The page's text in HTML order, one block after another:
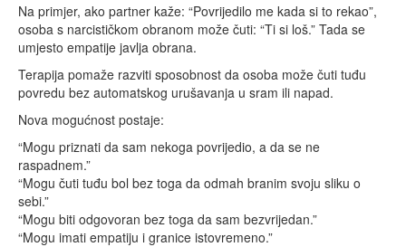
Na primjer, ako partner kaže: “Povrijedilo me kada si to rekao”,
osoba s narcističkom obranom može čuti: “Ti si loš.” Tada se
umjesto empatije javlja obrana.
Terapija pomaže razviti sposobnost da osoba može čuti tuđu
povredu bez automatskog urušavanja u sram ili napad.
Nova mogućnost postaje:
“Mogu priznati da sam nekoga povrijedio, a da se ne
raspadnem.”
“Mogu čuti tuđu bol bez toga da odmah branim svoju sliku o
sebi.”
“Mogu biti odgovoran bez toga da sam bezvrijedan.”
“Mogu imati empatiju i granice istovremeno.”